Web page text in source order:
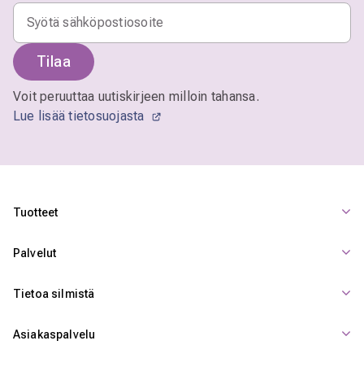
Tilaa
Voit peruuttaa uutiskirjeen milloin tahansa.
Lue lisää tietosuojasta
Tuotteet
Palvelut
Tietoa silmistä
Asiakaspalvelu